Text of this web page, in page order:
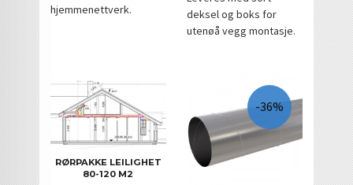
hjemmenettverk.
deksel og boks for
utenøå vegg montasje.
RØRPAKKE LEILIGHET
80-120 M2
-36%